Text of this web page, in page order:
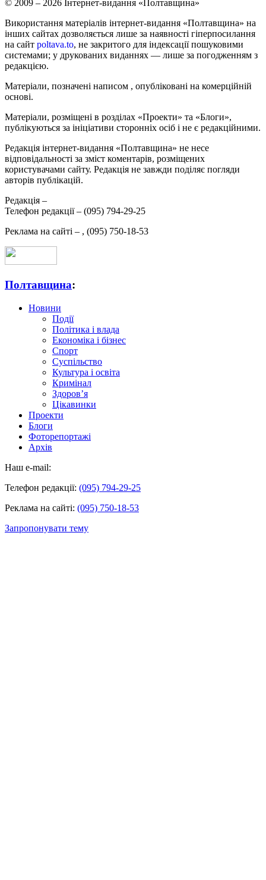
© 2009 – 2026 Інтернет-видання «Полтавщина»
Використання матеріалів інтернет-видання «Полтавщина» на
інших сайтах дозволяється лише за наявності гіперпосилання
на сайт poltava.to, не закритого для індексації пошуковими
системами; у друкованих виданнях — лише за погодженням з
редакцією.
Матеріали, позначені написом , опубліковані на комерційній
основі.
Матеріали, розміщені в розділах «Проекти» та «Блоги»,
публікуються за ініціативи сторонніх осіб і не є редакційними.
Редакція інтернет-видання «Полтавщина» не несе
відповідальності за зміст коментарів, розміщених
користувачами сайту. Редакція не завжди поділяє погляди
авторів публікацій.
Редакція –
Телефон редакції – (095) 794-29-25
Реклама на сайті – , (095) 750-18-53
Полтавщина:
Новини
Події
Політика і влада
Економіка і бізнес
Спорт
Суспільство
Культура і освіта
Кримінал
Здоров’я
Цікавинки
Проекти
Блоги
Фоторепортажі
Архів
Наш e-mail:
Телефон редакції: (095) 794-29-25
Реклама на сайті: (095) 750-18-53
Запропонувати тему